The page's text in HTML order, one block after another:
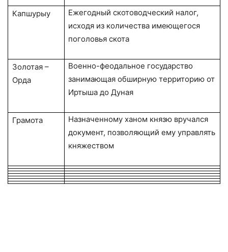
Капшурыу
Ежегодный скотоводческий налог,
исходя из количества имеющегося
поголовья скота
Золотая –
Орда
Военно-феодальное государство
занимающая обширную территорию от
Иртыша до Дуная
Грамота
Назначенному ханом князю вручался
документ, позволяющий ему управлять
княжеством